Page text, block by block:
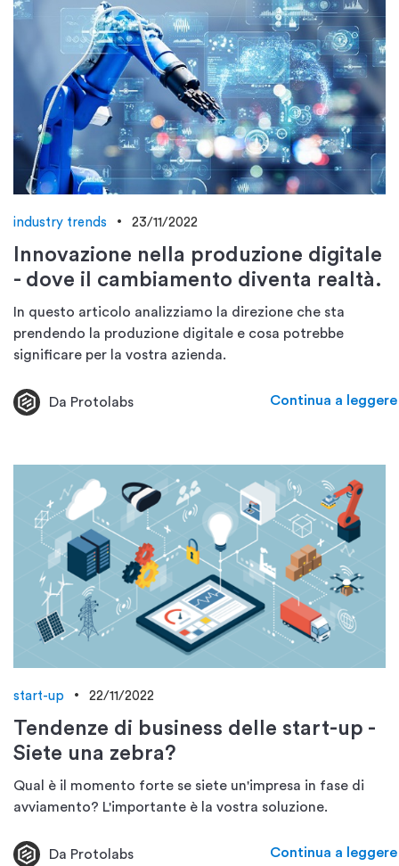
industry trends 23/11/2022
Innovazione nella produzione digitale
- dove il cambiamento diventa realtà.
In questo articolo analizziamo la direzione che sta
prendendo la produzione digitale e cosa potrebbe
significare per la vostra azienda.
Da Protolabs Continua a leggere
start-up 22/11/2022
Tendenze di business delle start-up -
Siete una zebra?
Qual è il momento forte se siete un'impresa in fase di
avviamento? L'importante è la vostra soluzione.
Da Protolabs Continua a leggere